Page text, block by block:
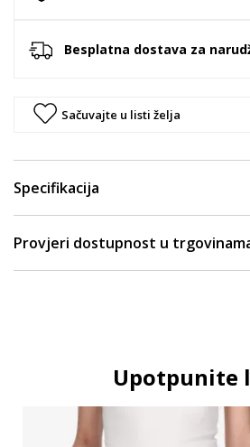
Besplatna dostava za
Sačuvajte u listi želja
Specifikacija
Provjeri dostupnost u
Upotpunite